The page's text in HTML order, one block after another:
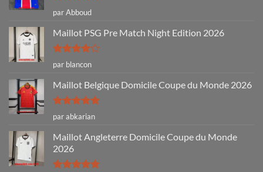
Note5sur
5
par Abboud
Maillot PSG Pre Match Night Edition 2026
Note4
sur 5
par blancon
Maillot Belgique Domicile Coupe du Monde 2026
Note5sur
5
par abkarian
Maillot Angleterre Domicile Coupe du Monde
2026